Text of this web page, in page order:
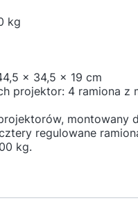
kg
x 34,5 x 19 cm
projektor: 4 ramiona z
montowany
regulowane
kg.